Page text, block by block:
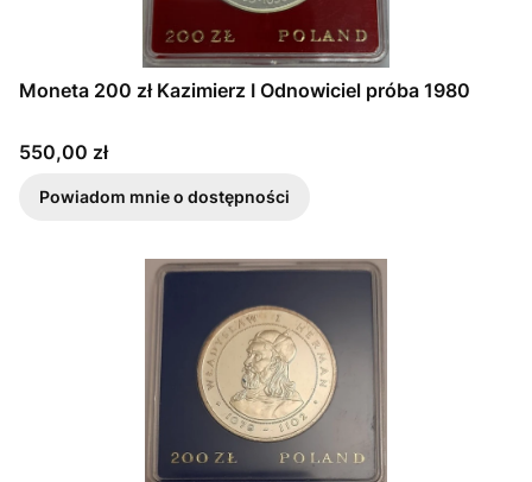
Moneta 200 zł Kazimierz I Odnowiciel próba 1980
Cena
550,00 zł
Powiadom mnie o dostępności